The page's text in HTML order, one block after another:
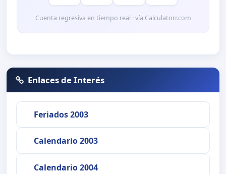
Cuenta regresiva en tiempo real · vía Calculatorr.com
Enlaces de Interés
Feriados 2003
Calendario 2003
Calendario 2004